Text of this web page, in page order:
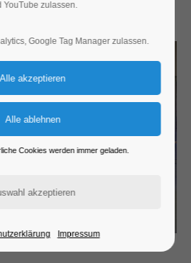
YouTube zulassen.
Google Tag Manager zulassen.
Cookies werden immer geladen.
Impressum